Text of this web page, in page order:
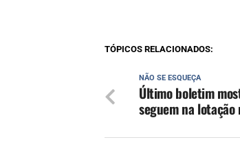
TÓPICOS RELACIONADOS:
NÃO SE ESQUEÇA
Último boletim
seguem na lotação